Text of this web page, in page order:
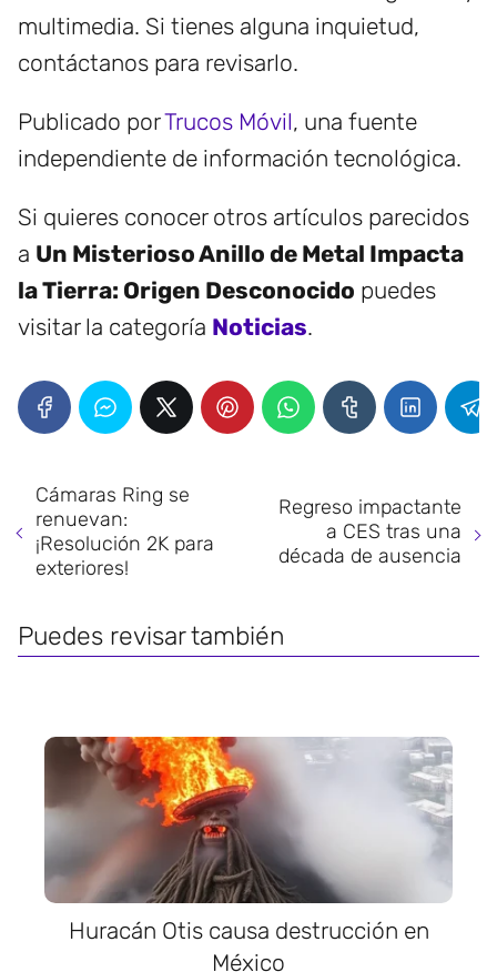
multimedia. Si tienes alguna inquietud,
contáctanos para revisarlo.
Publicado porTrucos Móvil, una fuente
independiente de información tecnológica.
Si quieres conocer otros artículos parecidos
a Un Misterioso Anillo de Metal Impacta
la Tierra: Origen Desconocido puedes
visitar la categoría Noticias.
Cámaras Ring se
renuevan:
¡Resolución 2K para
exteriores!
Regreso impactante
a CES tras una
década de ausencia
Puedes revisar también
Huracán Otis causa destrucción en
México